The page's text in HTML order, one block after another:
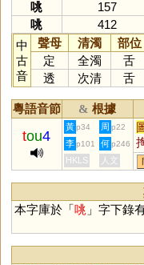
咷
157
咷
412
中
古
音
聲母 清濁 部位
定
全濁 舌
透
次清 舌
粵語音節 & 根據
tou4
黃 p34 周 p22
李 p101 何 p246
HKLS 人文
本字庫於「咷 」字下錄